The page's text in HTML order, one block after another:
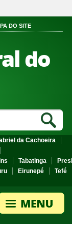
DO SITE
do
da Cachoeira
Tabatinga
Eirunepé
Tefé